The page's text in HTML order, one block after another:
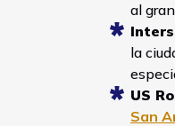
al
la
US
San